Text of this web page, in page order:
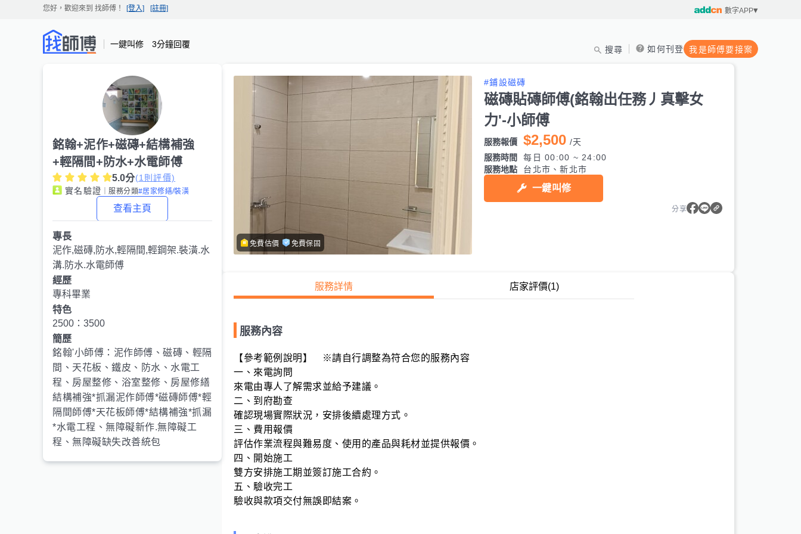
您好，歡迎來到 找師傅 ！ [登入] [註冊] 數字APP
一鍵叫修 3分鐘回覆
搜尋 如何刊登 我是師傅要接案
銘翰+泥作+磁磚+結構補強
+輕隔間+防水+水電師傅
5.0分(1 則評價)
實名驗證 ｜服務分類#居家修繕/裝潢
查看主頁
專長
泥作,磁磚,防水,輕隔間,輕鋼架.裝潢.水
溝.防水.水電師傅
經歷
專科畢業
特色
2500：3500
簡歷
銘翰'小師傅：泥作師傅、磁磚、輕隔
間、天花板、鐵皮、防水、水電工
程、房屋整修、浴室整修、房屋修繕
結構補強*抓漏泥作師傅*磁磚師傅*輕
隔間師傅*天花板師傅*結構補強*抓漏
*水電工程、無障礙新作.無障礙工
程、無障礙缺失改善統包
免費估價 免費保固
#鋪設磁磚
磁磚貼磚師傅(銘翰出任務丿真擊女
力'-小師傅
服務報價 $2,500 /天
服務時間
每日 00:00 ~ 24:00
服務地點
台北市、新北市
一鍵叫修
分享
服務詳情 店家評價(1)
服務內容
【參考範例說明】　※請自行調整為符合您的服務內容
一、來電詢問
來電由專人了解需求並給予建議。
二、到府勘查
確認現場實際狀況，安排後續處理方式。
三、費用報價
評估作業流程與難易度、使用的產品與耗材並提供報價。
四、開始施工
雙方安排施工期並簽訂施工合約。
五、驗收完工
驗收與款項交付無誤即結案。